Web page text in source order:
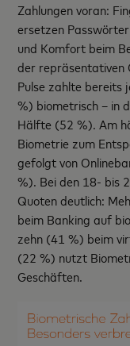
Zahlungen voran:
ersetzen
und Komfort beim
der repräsentativen
Pulse zahlte bereits
%) biometrisch – in
Hälfte (52 %). Am
Biometrie zum
gefolgt von
%). Bei den 18- bis
Quoten deutlich:
beim Banking auf
zehn (41 %) beim
(22 %) nutzt
Geschäften.